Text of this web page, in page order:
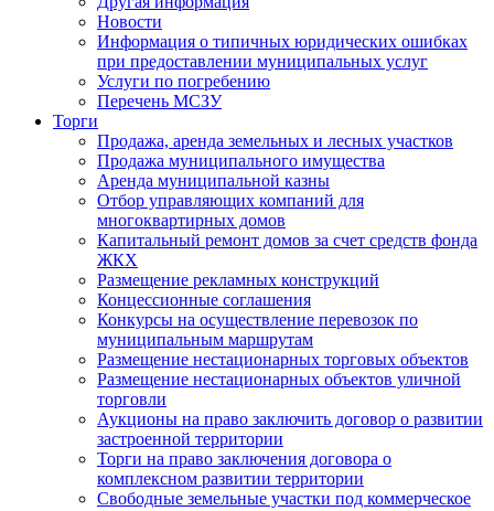
Новости
Информация о типичных юридических ошибках
при предоставлении муниципальных услуг
Услуги по погребению
Перечень МСЗУ
Торги
Продажа, аренда земельных и лесных участков
Продажа муниципального имущества
Аренда муниципальной казны
Отбор управляющих компаний для
многоквартирных домов
Капитальный ремонт домов за счет средств фонда
ЖКХ
Размещение рекламных конструкций
Концессионные соглашения
Конкурсы на осуществление перевозок по
муниципальным маршрутам
Размещение нестационарных торговых объектов
Размещение нестационарных объектов уличной
торговли
Аукционы на право заключить договор о развитии
застроенной территории
Торги на право заключения договора о
комплексном развитии территории
Свободные земельные участки под коммерческое